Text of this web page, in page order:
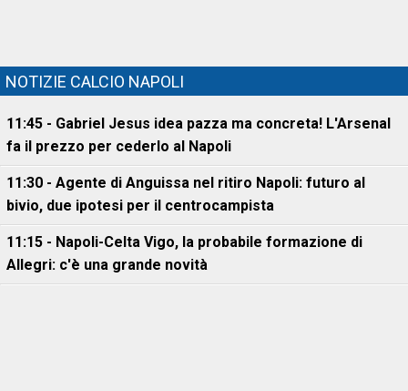
NOTIZIE CALCIO NAPOLI
11:45 - Gabriel Jesus idea pazza ma concreta! L'Arsenal
fa il prezzo per cederlo al Napoli
11:30 - Agente di Anguissa nel ritiro Napoli: futuro al
bivio, due ipotesi per il centrocampista
11:15 - Napoli-Celta Vigo, la probabile formazione di
Allegri: c'è una grande novità